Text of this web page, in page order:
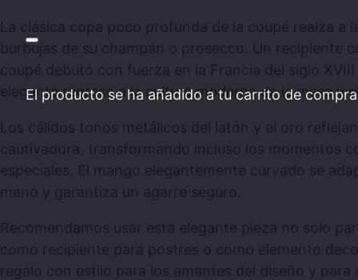
El productose ha añadido a tu carrito de
La clásica copa poco profunda de la coupé realza a
burbujas de su champán o prosecco. Un recipiente
coupé debutó con fuerza en la Francia del siglo
elegante regreso a la cultura moderna de la mesa y
Los cálidos tonos metálicos del latón y el oro
cautivadora, transformando incluso los momentos
especiales. El mango elegantemente curvado se
mano y garantiza un agarre seguro.
Recomendamos usar esta elegante pieza no solo
como recipiente para postres o como elemento
regalo con estilo para los amantes del diseño y para